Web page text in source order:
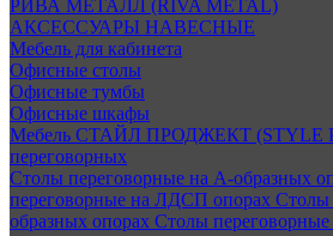
РИВА МЕТАЛЛ (RIVA METAL)
АКСЕССУАРЫ НАВЕСНЫЕ
Мебель для кабинета
Офисные столы
Офисные тумбы
Офисные шкафы
Мебель СТАЙЛ ПРОДЖЕКТ (STYLE
переговорных
Столы переговорные на А-образных
переговорные на ЛДСП опорах Столы
образных опорах Столы